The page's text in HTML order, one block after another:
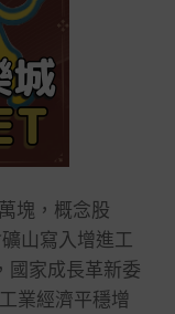
塊，概念股
山寫入增進工
家成長革新委
業經濟平穩增